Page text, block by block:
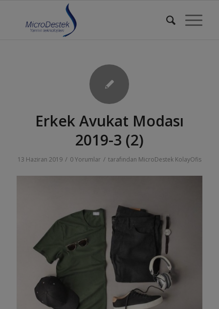
Erkek Avukat Modası
2019-3 (2)
13 Haziran 2019 / 0 Yorumlar / tarafından MicroDestek KolayOfis